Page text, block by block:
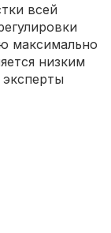
всей
максимально
низким